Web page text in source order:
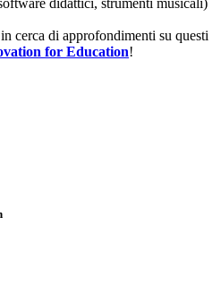
cerca di approfondimenti su questi
for Education!